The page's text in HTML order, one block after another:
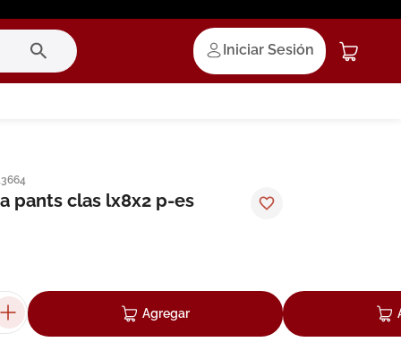
Iniciar Sesión
pants clas lx8x2 p-es
Agregar